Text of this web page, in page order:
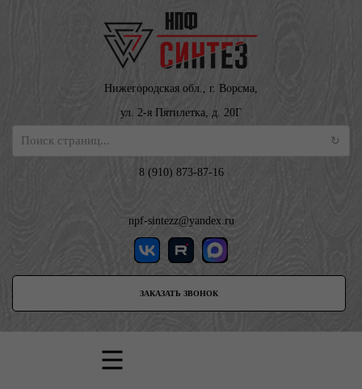
Нижегородская обл., г. Ворсма,
ул. 2-я Пятилетка, д. 20Г
8 (910) 873-87-16
npf-sintezz@yandex.ru
ЗАКАЗАТЬ ЗВОНОК